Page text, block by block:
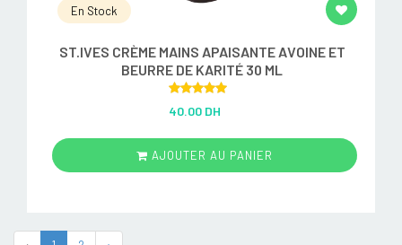
En Stock
ST.IVES CRÈME MAINS APAISANTE AVOINE ET
BEURRE DE KARITÉ 30 ML
out of 5
40.00 DH
AJOUTER AU PANIER